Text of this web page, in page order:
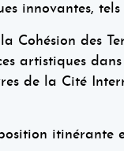
innovantes,
Cohésion des
artistiques
de la Cité